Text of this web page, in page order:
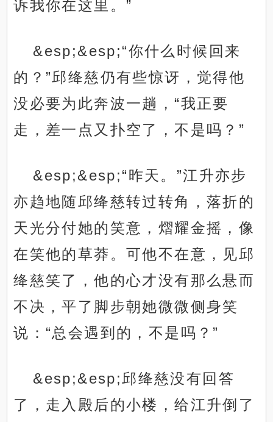
诉我你在这里。”
&esp;&esp;“你什么时候回来
的？”邱绛慈仍有些惊讶，觉得他
没必要为此奔波一趟，“我正要
走，差一点又扑空了，不是吗？”
&esp;&esp;“昨天。”江升亦步
亦趋地随邱绛慈转过转角，落折的
天光分付她的笑意，熠耀金摇，像
在笑他的草莽。可他不在意，见邱
绛慈笑了，他的心才没有那么悬而
不决，平了脚步朝她微微侧身笑
说：“总会遇到的，不是吗？”
&esp;&esp;邱绛慈没有回答
了，走入殿后的小楼，给江升倒了